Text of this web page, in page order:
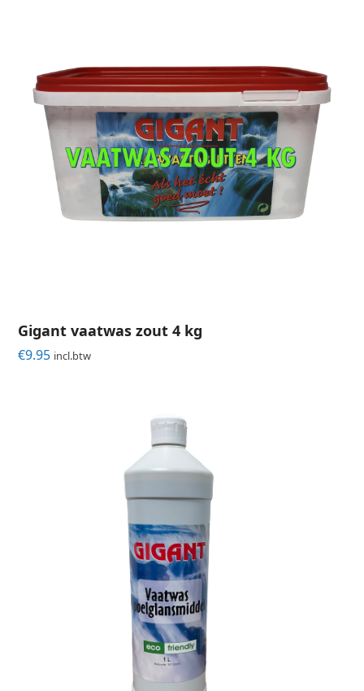
Gigant vaatwas zout 4 kg
€9.95 incl.btw